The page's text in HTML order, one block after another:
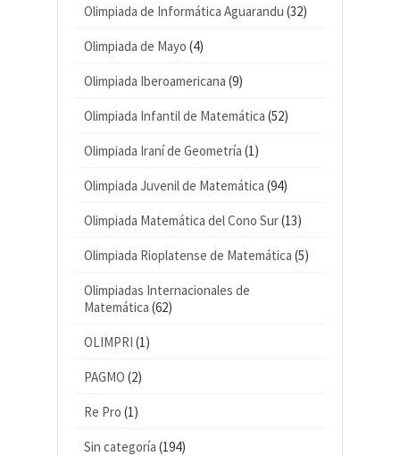
Olimpiada de Informática Aguarandu (32)
Olimpiada de Mayo (4)
Olimpiada Iberoamericana (9)
Olimpiada Infantil de Matemática (52)
Olimpiada Iraní de Geometría (1)
Olimpiada Juvenil de Matemática (94)
Olimpiada Matemática del Cono Sur(13)
Olimpiada Rioplatense de Matemática (5)
Olimpiadas Internacionales de
Matemática (62)
OLIMPRI (1)
PAGMO (2)
Re Pro (1)
Sin categoría (194)